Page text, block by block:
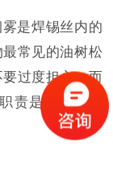
是焊锡丝内的
常见的油树松
过度担心。而
责是要经常触